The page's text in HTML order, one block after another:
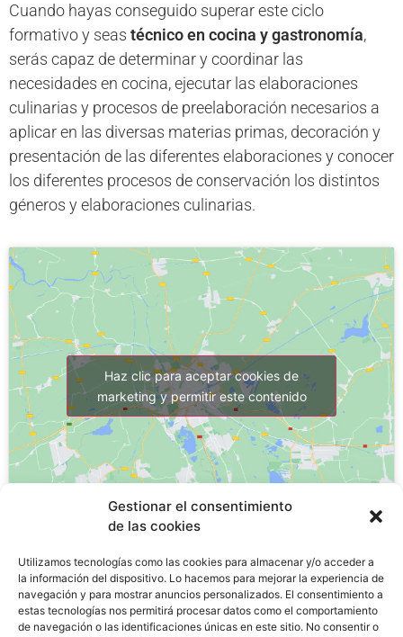
Gestionar el consentimiento
de las cookies
Utilizamos tecnologías como las cookies para almacenar y/o acceder a
la información del dispositivo. Lo hacemos para mejorar la experiencia de
navegación y para mostrar anuncios personalizados. El consentimiento a
estas tecnologías nos permitirá procesar datos como el comportamiento
de navegación o las identificaciones únicas en este sitio. No consentir o
Cuando hayas conseguido superar este ciclo
formativo y seas técnico en cocina y gastronomía,
serás capaz de determinar y coordinar las
necesidades en cocina, ejecutar las elaboraciones
culinarias y procesos de preelaboración necesarios a
aplicar en las diversas materias primas, decoración y
presentación de las diferentes elaboraciones y conocer
los diferentes procesos de conservación los distintos
géneros y elaboraciones culinarias.
Haz clic para aceptar cookies de
marketing y permitir este contenido
¿Por qué estudiar un FP?